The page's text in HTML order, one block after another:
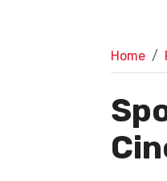
Home